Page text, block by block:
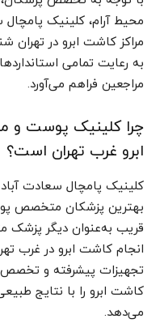
محیط آرام، کلینیک
مراکز کاشت ابرو در
به رعایت تمامی
مراجعین فراهم می‌آورد.
چرا کلینیک پوست و
ابرو غرب تهران است؟
کلینیک پامچال سعادت آباد
بهترین پزشکان متخصص
قریب به‌عنوان دیگر پزشک
انجام کاشت ابرو در غرب
تجهیزات پیشرفته و
کاشت ابرو را با نتایج
می‌دهد.